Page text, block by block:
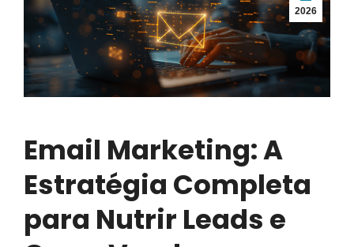
2026
Email Marketing: A
Estratégia Completa
para Nutrir Leads e